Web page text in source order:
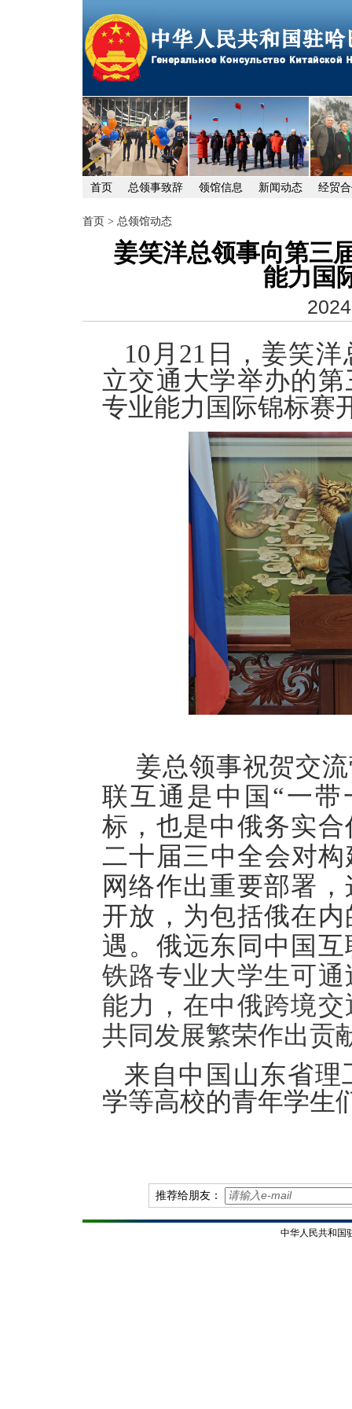
首页 总领事致辞 领馆信息 新闻动态 经贸
首页 > 总领馆动态
姜笑洋总领事向第三
能力国
10月21日，姜笑
立交通大学举办的
专业能力国际锦标赛
姜总领事祝贺交
联互通是中国“一
标，也是中俄务实
二十届三中全会对
网络作出重要部署
开放，为包括俄在
遇。俄远东同中国
铁路专业大学生可
能力，在中俄跨境
共同发展繁荣作出贡
来自中国山东省
学等高校的青年学生
推荐给朋友：
中华人民共和国